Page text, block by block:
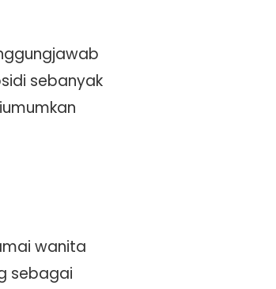
sebanyak
wanita
sebagai